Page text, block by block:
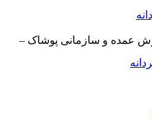
عمده و سازمانی پوشاک –